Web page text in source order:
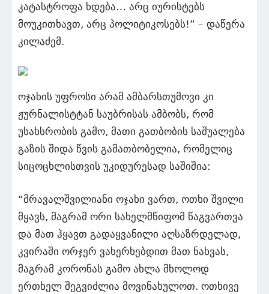
კატასტროფა ხდება… არც იურისტებს
მოუკითხავთ, არც პოლიტიკოსებს!” – დაწერა
კილაძემ.
ოჯახის უფროსი არამ ამბარსთუმოვი კი
ჟურნალისტტან საუბრისას ამბობს, რომ
უსახსრობის გამო, მათი გათბობის საშუალება
გაზის შიდა წვის გამათბობელია, რომელიც
სიცოცხლისთვის უკიდურესად საშიშია:
“მრავალშვილიანი ოჯახი ვართ, ოთხი შვილი
მყავს, მაგრამ ორი სახელმწიფომ წაგვართვა
და მათ ჰყავთ გადაყვანილი აღსაზრდელად,
კვირაში ორჯერ ვახერხებდით მათ ნახვას,
მაგრამ კორონას გამო ახლა მხოლოდ
ერთხელ შეგვიძლია მოვინახულოთ. ოთხივე